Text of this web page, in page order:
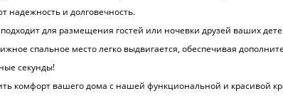
надежность и долговечность.
для размещения гостей или ночевки друзей ваших
спальное место легко выдвигается, обеспечивая
секунды!
комфорт вашего дома с нашей функциональной и красивой